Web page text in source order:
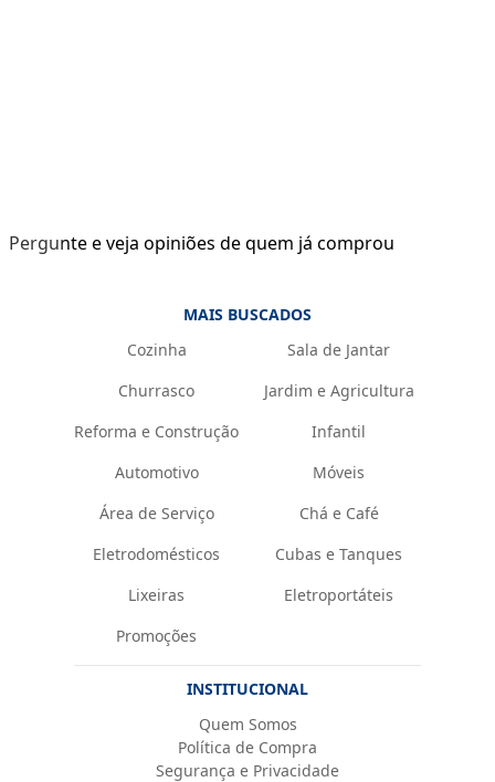
Pergunte e veja opiniões de quem já comprou
MAIS BUSCADOS
Cozinha
Sala de Jantar
Churrasco
Jardim e Agricultura
Reforma e Construção
Infantil
Automotivo
Móveis
Área de Serviço
Chá e Café
Eletrodomésticos
Cubas e Tanques
Lixeiras
Eletroportáteis
Promoções
INSTITUCIONAL
Quem Somos
Política de Compra
Segurança e Privacidade